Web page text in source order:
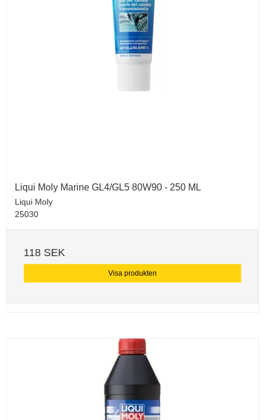
Liqui Moly Marine GL4/GL5 80W90 - 250 ML
Liqui Moly
25030
118 SEK
Visa produkten